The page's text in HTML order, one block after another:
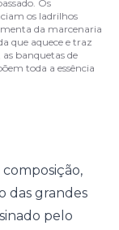
Os
os ladrilhos
da marcenaria
que aquece e traz
banquetas de
toda a essência
das grandes
pelo